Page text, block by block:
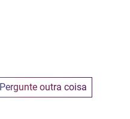
Pergunte outra coisa